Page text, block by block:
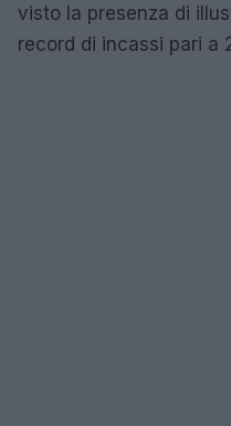
visto la presenza di
record di incassi pari a